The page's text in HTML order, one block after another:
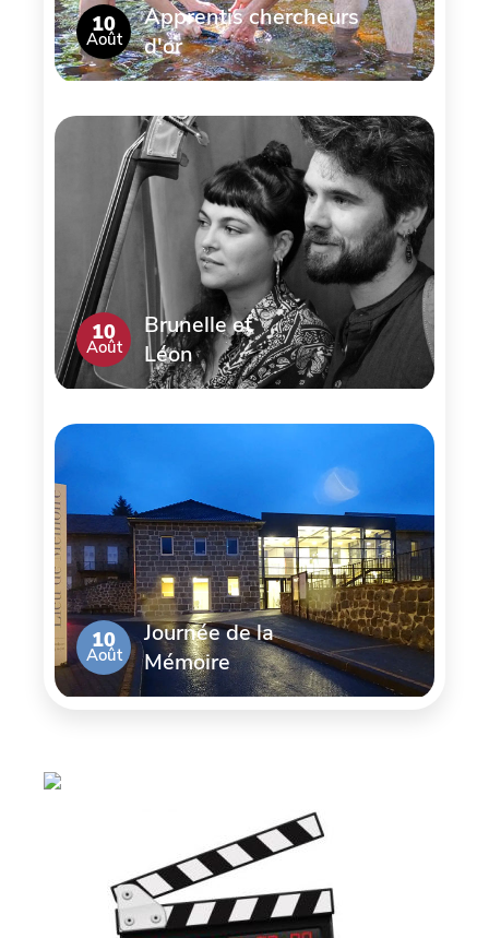
10
Août
Apprentis chercheurs
d'or
10
Août
Brunelle et
Léon
10
Août
Journée de la
Mémoire